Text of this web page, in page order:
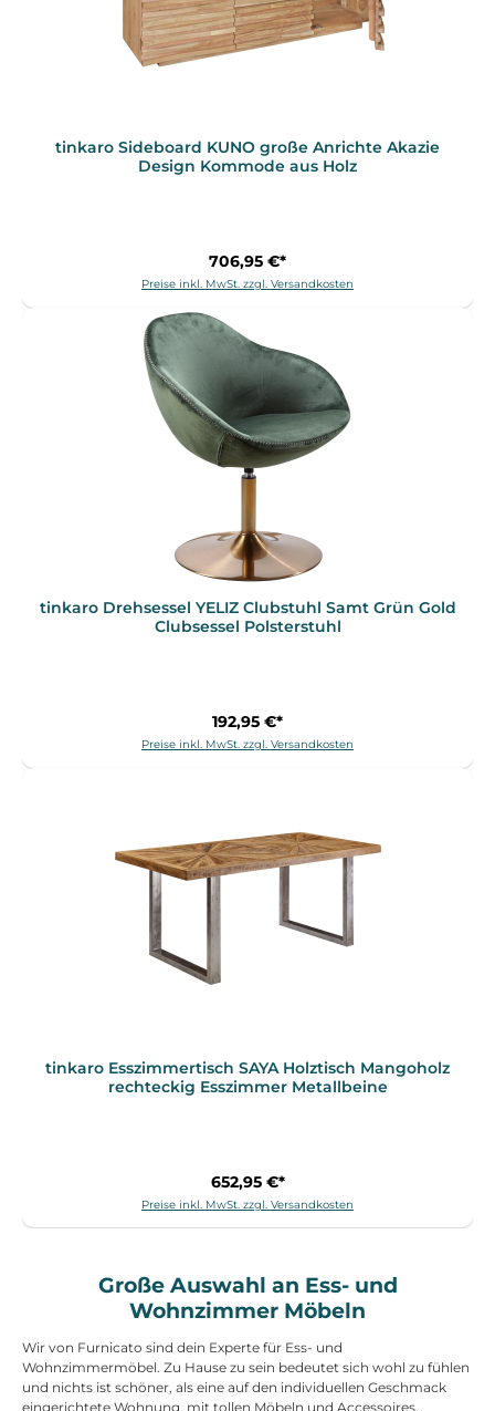
tinkaro Sideboard KUNO große Anrichte Akazie
Design Kommode aus Holz
706,95 €*
Preise inkl. MwSt. zzgl. Versandkosten
tinkaro Drehsessel YELIZ Clubstuhl Samt Grün Gold
Clubsessel Polsterstuhl
192,95 €*
Preise inkl. MwSt. zzgl. Versandkosten
tinkaro Esszimmertisch SAYA Holztisch Mangoholz
rechteckig Esszimmer Metallbeine
652,95 €*
Preise inkl. MwSt. zzgl. Versandkosten
Große Auswahl an Ess- und
Wohnzimmer Möbeln
Wir von Furnicato sind dein Experte für Ess- und
Wohnzimmermöbel. Zu Hause zu sein bedeutet sich wohl zu fühlen
und nichts ist schöner, als eine auf den individuellen Geschmack
eingerichtete Wohnung, mit tollen Möbeln und Accessoires.